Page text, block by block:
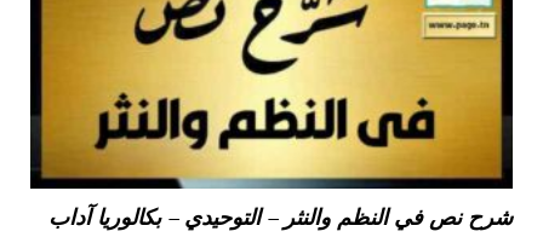
شرح نص في النظم والنثر – التوحيدي – بكالوريا آداب